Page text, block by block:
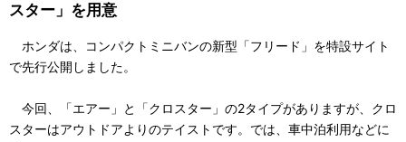
スター」を用意
ホンダは、コンパクトミニバンの新型「フリード」を特設サイト
で先行公開しました。
今回、「エアー」と「クロスター」の2タイプがありますが、クロ
スターはアウトドアよりのテイストです。では、車中泊利用などに